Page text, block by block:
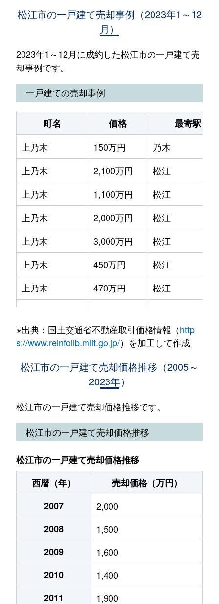
松江市の一戸建て売却事例（2023年1～12
月）
2023年1～12月に成約した松江市の一戸建て売
却事例です。
一戸建ての売却事例
町名 価格
最寄駅
上乃木
150万円
乃木
上乃木
2,100万円
松江
上乃木
1,100万円
松江
上乃木
2,000万円
松江
上乃木
3,000万円
松江
上乃木
450万円
松江
上乃木
470万円
松江
朝日町
120,000万円
松江
900万円
内中原町
990万円
松江
大庭町
3,700万円
学園南
5,100万円
松江
鹿島町佐陀本郷
400万円
-
春日町
国屋町
400万円
国屋町
2,300万円
※出典：国土交通省不動産取引価格情報（http
s://www.reinfolib.mlit.go.jp/）を加工して作成
松江市の一戸建て売却価格推移（2005～
2023年）
松江市の一戸建て売却価格推移です。
松江市の一戸建て売却価格推移
松江市の一戸建て売却価格推移
西暦（年）
売却価格（万円）
2007
2,000
2008
1,500
2009
1,600
2010
1,400
2011
1,900